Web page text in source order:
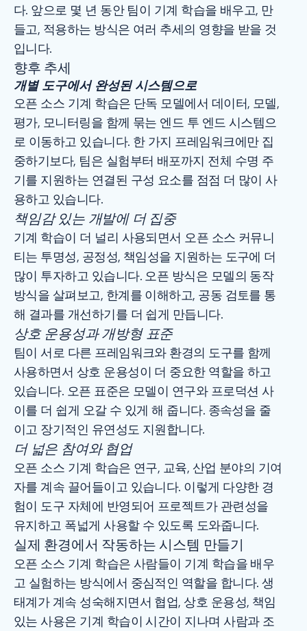
다. 앞으로 몇 년 동안 팀이 기계 학습을 배우고, 만
들고, 적용하는 방식은 여러 추세의 영향을 받을 것
입니다.
향후 추세
개별 도구에서 완성된 시스템으로
오픈 소스 기계 학습은 단독 모델에서 데이터, 모델,
평가, 모니터링을 함께 묶는 엔드 투 엔드 시스템으
로 이동하고 있습니다. 한 가지 프레임워크에만 집
중하기보다, 팀은 실험부터 배포까지 전체 수명 주
기를 지원하는 연결된 구성 요소를 점점 더 많이 사
용하고 있습니다.
책임감 있는 개발에 더 집중
기계 학습이 더 널리 사용되면서 오픈 소스 커뮤니
티는 투명성, 공정성, 책임성을 지원하는 도구에 더
많이 투자하고 있습니다. 오픈 방식은 모델의 동작
방식을 살펴보고, 한계를 이해하고, 공동 검토를 통
해 결과를 개선하기를 더 쉽게 만듭니다.
상호 운용성과 개방형 표준
팀이 서로 다른 프레임워크와 환경의 도구를 함께
사용하면서 상호 운용성이 더 중요한 역할을 하고
있습니다. 오픈 표준은 모델이 연구와 프로덕션 사
이를 더 쉽게 오갈 수 있게 해 줍니다. 종속성을 줄
이고 장기적인 유연성도 지원합니다.
더 넓은 참여와 협업
오픈 소스 기계 학습은 연구, 교육, 산업 분야의 기여
자를 계속 끌어들이고 있습니다. 이렇게 다양한 경
험이 도구 자체에 반영되어 프로젝트가 관련성을
유지하고 폭넓게 사용할 수 있도록 도와줍니다.
실제 환경에서 작동하는 시스템 만들기
오픈 소스 기계 학습은 사람들이 기계 학습을 배우
고 실험하는 방식에서 중심적인 역할을 합니다. 생
태계가 계속 성숙해지면서 협업, 상호 운용성, 책임
있는 사용은 기계 학습이 시간이 지나며 사람과 조